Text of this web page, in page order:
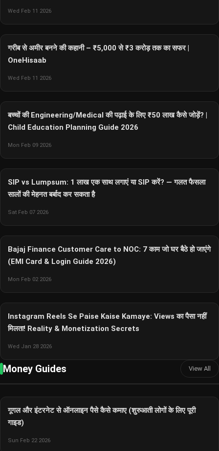
Wed Feb 11 2026
गरीब से अमीर बनने की कहानी – ₹5,000 से ₹3 करोड़ तक का सफर |
OneHisaab
Wed Feb 11 2026
बच्चों की Engineering/Medical की पढ़ाई के लिए ₹50 लाख कैसे जोड़ें? |
Child Education Planning Guide 2026
Mon Feb 09 2026
SIP vs Lumpsum: 1 लाख एक साथ लगाएं या SIP करें? — गलत फैसला
सालों की मेहनत बर्बाद कर सकता है
Sat Feb 07 2026
Bajaj Finance Customer Care to NOC: 7 काम जो घर बैठे हो जाएंगे
(EMI Card & Login Guide 2026)
Mon Feb 02 2026
Instagram Reels Se Paise Kaise Kamaye: Views का पैसा नहीं
मिलता! Reality & Monetization Secrets
Wed Jan 28 2026
Money Guides View All
गूगल और इंटरनेट से ऑनलाइन पैसे कैसे कमाए (शुरुआती लोगों के लिए पूरी
गाइड)
Sun Feb 22 2026